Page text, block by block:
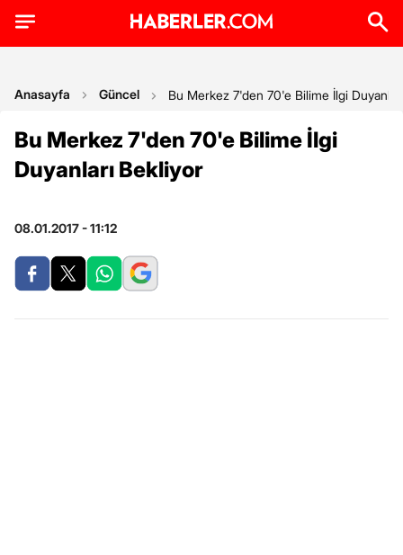
Anasayfa Güncel Bu Merkez 7'den 70'e Bilime İlgi
Bu Merkez 7'den 70'e Bilime İlgi
Duyanları Bekliyor
08.01.2017 - 11:12